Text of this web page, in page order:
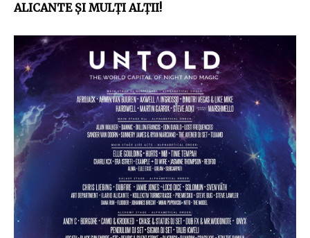
ALICANTE ŞI MULŢI ALŢII!